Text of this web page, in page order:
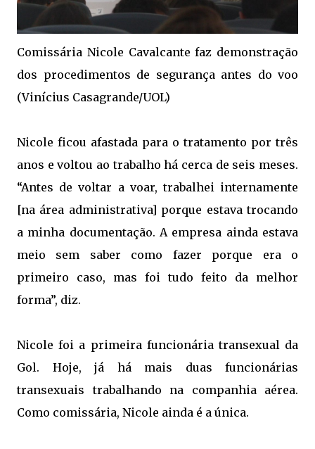
Comissária Nicole Cavalcante faz demonstração
dos procedimentos de segurança antes do voo
(Vinícius Casagrande/UOL)
Nicole ficou afastada para o tratamento por três
anos e voltou ao trabalho há cerca de seis meses.
“Antes de voltar a voar, trabalhei internamente
[na área administrativa] porque estava trocando
a minha documentação. A empresa ainda estava
meio sem saber como fazer porque era o
primeiro caso, mas foi tudo feito da melhor
forma”, diz.
Nicole foi a primeira funcionária transexual da
Gol. Hoje, já há mais duas funcionárias
transexuais trabalhando na companhia aérea.
Como comissária, Nicole ainda é a única.